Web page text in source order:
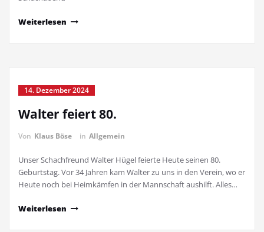
Weiterlesen
14. Dezember 2024
Walter feiert 80.
Von Klaus Böse in Allgemein
Unser Schachfreund Walter Hügel feierte Heute seinen 80.
Geburtstag. Vor 34 Jahren kam Walter zu uns in den Verein, wo er
Heute noch bei Heimkämfen in der Mannschaft aushilft. Alles…
Weiterlesen